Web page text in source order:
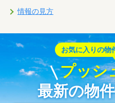
情報の見方
お気に入りの物
プッシ
最新の物